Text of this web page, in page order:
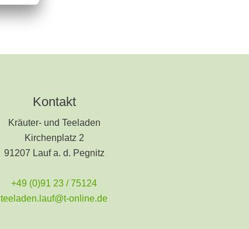
Kontakt
Kräuter- und Teeladen
Kirchenplatz 2
91207 Lauf a. d. Pegnitz
+49 (0)91 23 / 75124
teeladen.lauf@t-online.de